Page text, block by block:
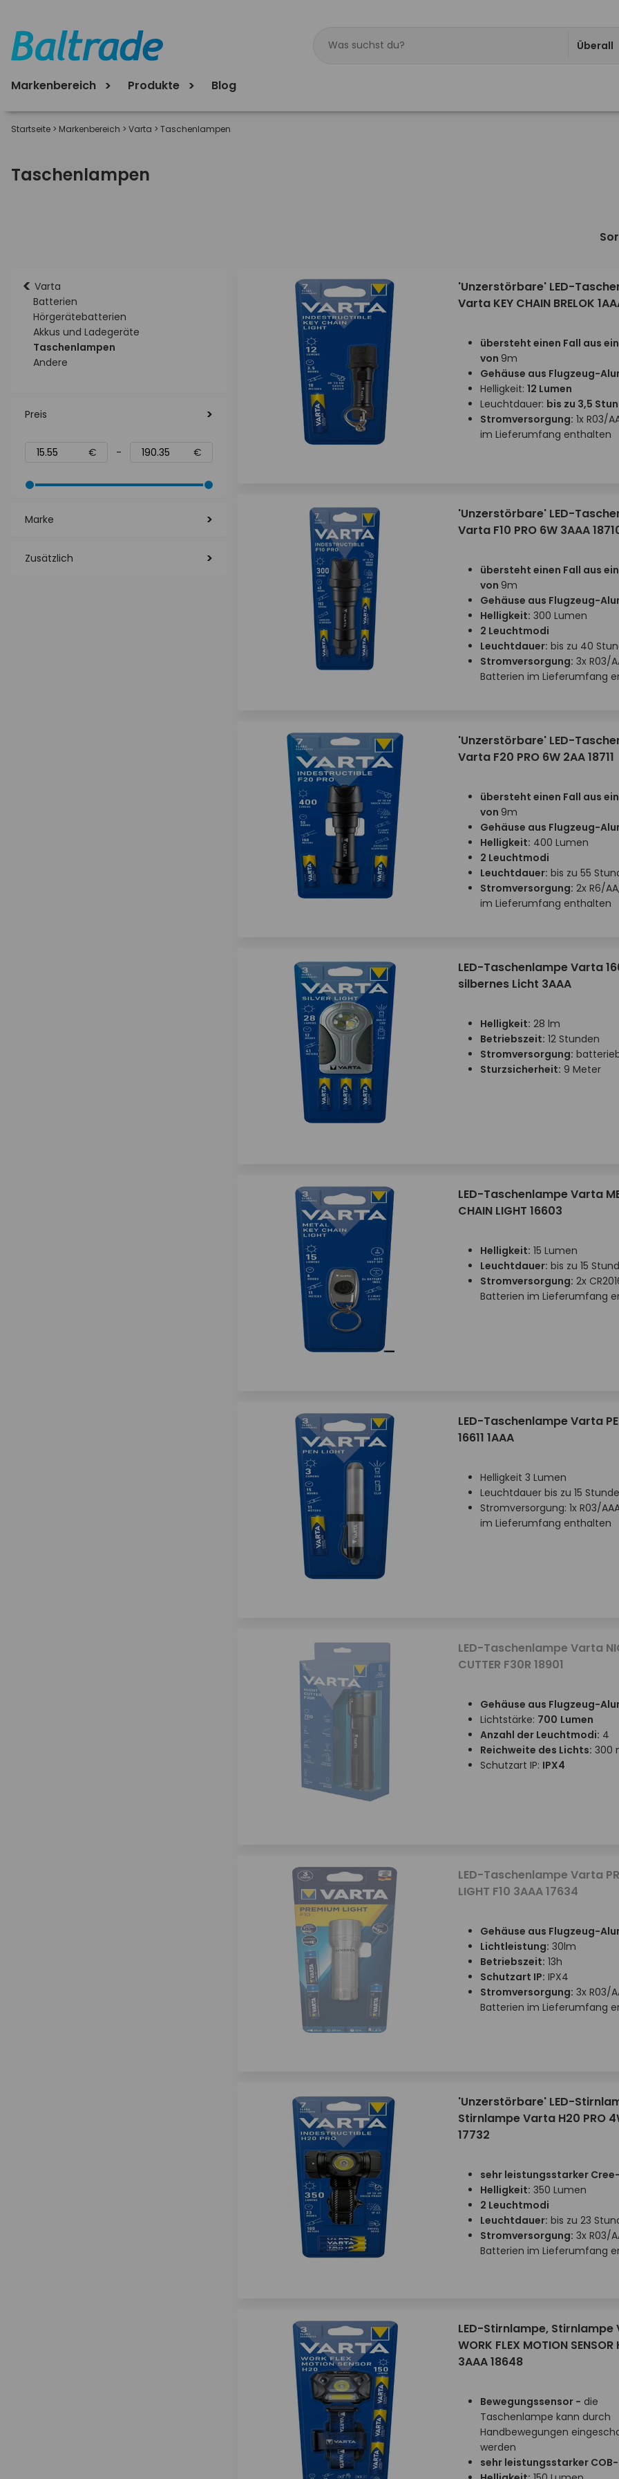
Überall
Produkte
Markenbereich Blog
Startseite > Markenbereich > Varta > Taschenlampen
Taschenlampen
< Varta
Batterien
Hörgerätebatterien
Akkus und Ladegeräte
Taschenlampen
Andere
Preis
€ - €
Marke
Zusätzlich
'Unzerstörbare' LED-
Varta KEY CHAIN BRELOK
übersteht einen Fall aus
von 9m
Gehäuse aus Flugzeug-
Helligkeit: 12 Lumen
Leuchtdauer: bis zu 3,5
Stromversorgung: 1x R03/
im Lieferumfang enthalten
'Unzerstörbare' LED-
Varta F10 PRO 6W 3AAA
übersteht einen Fall aus
von 9m
Gehäuse aus Flugzeug-
Helligkeit: 300 Lumen
2 Leuchtmodi
Leuchtdauer: bis zu 40
Stromversorgung: 3x R03/
Batterien im Lieferumfang
'Unzerstörbare' LED-
Varta F20 PRO 6W 2AA 18711
übersteht einen Fall aus
von 9m
Gehäuse aus Flugzeug-
Helligkeit: 400 Lumen
2 Leuchtmodi
Leuchtdauer: bis zu 55
Stromversorgung: 2x R6/
im Lieferumfang enthalten
LED-Taschenlampe Varta
silbernes Licht 3AAA
Helligkeit: 28 lm
Betriebszeit: 12 Stunden
Stromversorgung:
Sturzsicherheit: 9 Meter
LED-Taschenlampe Varta
CHAIN LIGHT 16603
Helligkeit: 15 Lumen
Leuchtdauer: bis zu 15
Stromversorgung: 2x
Batterien im Lieferumfang
LED-Taschenlampe Varta
16611 1AAA
Helligkeit 3 Lumen
Leuchtdauer bis zu 15
Stromversorgung: 1x R03/
im Lieferumfang enthalten
LED-Taschenlampe Varta
CUTTER F30R 18901
Gehäuse aus Flugzeug-
Lichtstärke: 700 Lumen
Anzahl der Leuchtmodi: 4
Reichweite des Lichts: 300
Schutzart IP: IPX4
LED-Taschenlampe Varta
LIGHT F10 3AAA 17634
Gehäuse aus Flugzeug-
Lichtleistung: 30lm
Betriebszeit: 13h
Schutzart IP: IPX4
Stromversorgung: 3x R03/
Batterien im Lieferumfang
'Unzerstörbare' LED-
Stirnlampe Varta H20 PRO
17732
sehr leistungsstarker Cree-
Helligkeit: 350 Lumen
2 Leuchtmodi
Leuchtdauer: bis zu 23
Stromversorgung: 3x R03/
Batterien im Lieferumfang
LED-Stirnlampe, Stirnlampe
WORK FLEX MOTION
3AAA 18648
Bewegungssensor - die
Taschenlampe kann durch
Handbewegungen
werden
sehr leistungsstarker COB-